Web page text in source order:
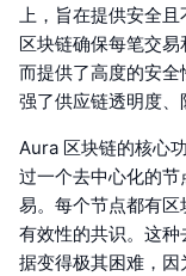
上，旨在提供安全
区块链确保每笔交
而提供了高度的安
强了供应链透明度、
Aura 区块链的核心
过一个去中心化的
易。每个节点都有
有效性的共识。这
据变得极其困难，